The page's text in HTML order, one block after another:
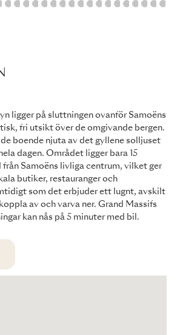
6 7 8 9 1011 12131415 1617 18 192021 2223
ligger på sluttningen ovanför Samoëns
fri utsikt över de omgivande bergen.
boende njuta av det gyllene solljuset
dagen. Området ligger bara 15
från Samoëns livliga centrum, vilket ger
butiker, restauranger och
som det erbjuder ett lugnt, avskilt
av och varva ner. Grand Massifs
kan nås på 5 minuter med bil.